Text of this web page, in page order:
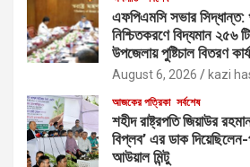
এফপিএমসি সভার সিদ্ধান্ত:
নিশ্চিতকরণে বিদ্যমান ২৫৬
উপজেলায় পুষ্টিচাল বিতরণ
August 6, 2026 kazi
আজকের পত্রিকা সর্বশেষ
শহীদ রাষ্ট্রপতি জিয়াউর
বিপ্লব’ এর ডাক
আউয়াল মিন্টু